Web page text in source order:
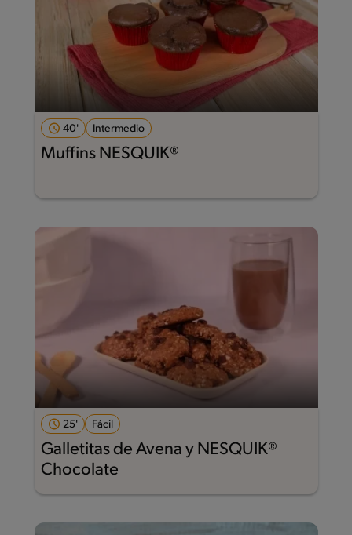
40' Intermedio
Muffins NESQUIK®
25' Fácil
Galletitas de Avena y NESQUIK®
Chocolate